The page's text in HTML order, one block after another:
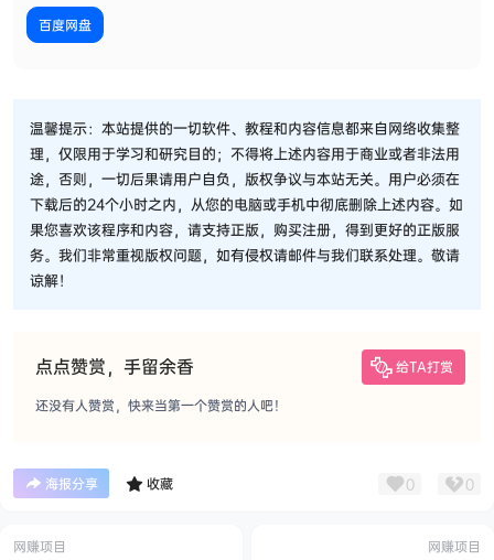
百度网盘
温馨提示：本站提供的一切软件、教程和内容信息都来自网络收集整
理，仅限用于学习和研究目的；不得将上述内容用于商业或者非法用
途，否则，一切后果请用户自负，版权争议与本站无关。用户必须在
下载后的24个小时之内，从您的电脑或手机中彻底删除上述内容。如
果您喜欢该程序和内容，请支持正版，购买注册，得到更好的正版服
务。我们非常重视版权问题，如有侵权请邮件与我们联系处理。敬请
谅解！
点点赞赏，手留余香 给TA打赏
还没有人赞赏，快来当第一个赞赏的人吧！
海报分享 收藏 0 0
网赚项目 网赚项目